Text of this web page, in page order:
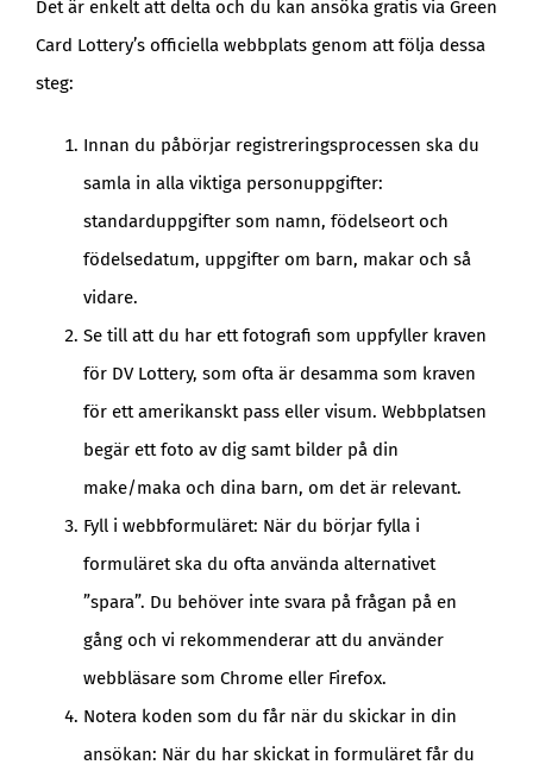
Det är enkelt att delta och du kan ansöka gratis via Green
Card Lottery’s officiella webbplats genom att följa dessa
steg:
Innan du påbörjar registreringsprocessen ska du
samla in alla viktiga personuppgifter:
standarduppgifter som namn, födelseort och
födelsedatum, uppgifter om barn, makar och så
vidare.
Se till att du har ett fotografi som uppfyller kraven
för DV Lottery, som ofta är desamma som kraven
för ett amerikanskt pass eller visum. Webbplatsen
begär ett foto av dig samt bilder på din
make/maka och dina barn, om det är relevant.
Fyll i webbformuläret: När du börjar fylla i
formuläret ska du ofta använda alternativet
”spara”. Du behöver inte svara på frågan på en
gång och vi rekommenderar att du använder
webbläsare som Chrome eller Firefox.
Notera koden som du får när du skickar in din
ansökan: När du har skickat in formuläret får du